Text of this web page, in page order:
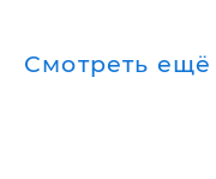
Смотреть ещё